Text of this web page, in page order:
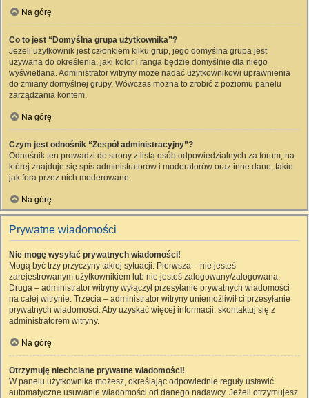
Na górę
Co to jest “Domyślna grupa użytkownika”?
Jeżeli użytkownik jest członkiem kilku grup, jego domyślna grupa jest
używana do określenia, jaki kolor i ranga będzie domyślnie dla niego
wyświetlana. Administrator witryny może nadać użytkownikowi uprawnienia
do zmiany domyślnej grupy. Wówczas można to zrobić z poziomu panelu
zarządzania kontem.
Na górę
Czym jest odnośnik “Zespół administracyjny”?
Odnośnik ten prowadzi do strony z listą osób odpowiedzialnych za forum, na
której znajduje się spis administratorów i moderatorów oraz inne dane, takie
jak fora przez nich moderowane.
Na górę
Prywatne wiadomości
Nie mogę wysyłać prywatnych wiadomości!
Mogą być trzy przyczyny takiej sytuacji. Pierwsza – nie jesteś
zarejestrowanym użytkownikiem lub nie jesteś zalogowany/zalogowana.
Druga – administrator witryny wyłączył przesyłanie prywatnych wiadomości
na całej witrynie. Trzecia – administrator witryny uniemożliwił ci przesyłanie
prywatnych wiadomości. Aby uzyskać więcej informacji, skontaktuj się z
administratorem witryny.
Na górę
Otrzymuję niechciane prywatne wiadomości!
W panelu użytkownika możesz, określając odpowiednie reguły ustawić
automatyczne usuwanie wiadomości od danego nadawcy. Jeżeli otrzymujesz